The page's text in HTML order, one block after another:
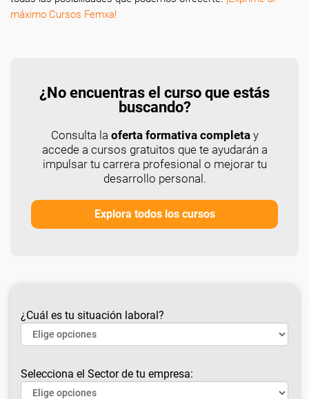
máximo Cursos Femxa!
¿No encuentras el curso que estás
buscando?
Consulta la oferta formativa completay
accede a cursos gratuitos que te ayudarán a
impulsar tu carrera profesional o mejorar tu
desarrollo personal.
Explora todos los cursos
¿Cuál es tu situación laboral?
Selecciona el Sector de tu empresa: